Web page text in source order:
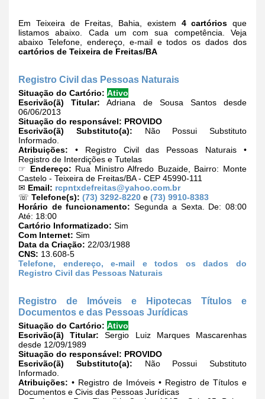
Em Teixeira de Freitas, Bahia, existem 4 cartórios que
listamos abaixo. Cada um com sua competência. Veja
abaixo Telefone, endereço, e-mail e todos os dados dos
cartórios de Teixeira de Freitas/BA
Registro Civil das Pessoas Naturais
Situação do Cartório: Ativo
Escrivão(ã) Titular: Adriana de Sousa Santos desde
06/06/2013
Situação do responsável: PROVIDO
Escrivão(ã) Substituto(a): Não Possui Substituto
Informado.
Atribuições: • Registro Civil das Pessoas Naturais •
Registro de Interdições e Tutelas
☞ Endereço: Rua Ministro Alfredo Buzaide, Bairro: Monte
Castelo - Teixeira de Freitas/BA - CEP 45990-111
✉ Email: rcpntxdefreitas@yahoo.com.br
☏ Telefone(s): (73) 3292-8220 e (73) 9910-8383
Horário de funcionamento: Segunda a Sexta. De: 08:00
Até: 18:00
Cartório Informatizado: Sim
Com Internet: Sim
Data da Criação: 22/03/1988
CNS: 13.608-5
Telefone, endereço, e-mail e todos os dados do
Registro Civil das Pessoas Naturais
Registro de Imóveis e Hipotecas Títulos e
Documentos e das Pessoas Jurídicas
Situação do Cartório: Ativo
Escrivão(ã) Titular: Sergio Luiz Marques Mascarenhas
desde 12/09/1989
Situação do responsável: PROVIDO
Escrivão(ã) Substituto(a): Não Possui Substituto
Informado.
Atribuições: • Registro de Imóveis • Registro de Títulos e
Documentos e Civis das Pessoas Jurídicas